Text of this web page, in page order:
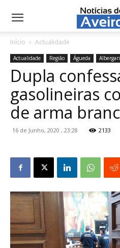
NotíciasdeAveiro.pt
Início Actualidade
Actualidade Região Águeda
Dupla
gasolineiras
de arma
16 de Junho, 2020 , 23:28 2133